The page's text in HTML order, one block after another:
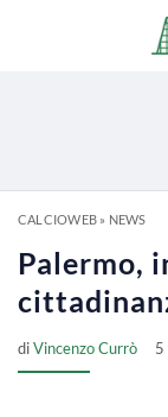
CALCIOWEB» NEWS
Palermo,
diVincenzo Currò 5